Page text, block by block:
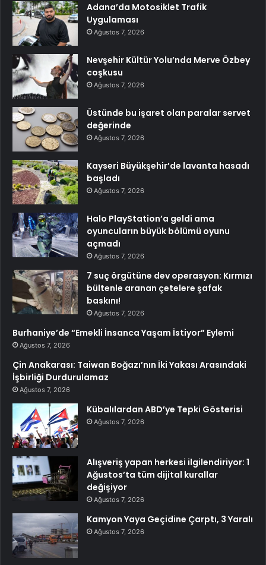
Adana’da Motosiklet Trafik
Uygulaması
Ağustos 7, 2026
Nevşehir Kültür Yolu’nda Merve Özbey
coşkusu
Ağustos 7, 2026
Üstünde bu işaret olan paralar servet
değerinde
Ağustos 7, 2026
Kayseri Büyükşehir’de lavanta hasadı
başladı
Ağustos 7, 2026
Halo PlayStation’a geldi ama
oyuncuların büyük bölümü oyunu
açmadı
Ağustos 7, 2026
7 suç örgütüne dev operasyon: Kırmızı
bültenle aranan çetelere şafak
baskını!
Ağustos 7, 2026
Burhaniye’de “Emekli İnsanca Yaşam İstiyor” Eylemi
Ağustos 7, 2026
Çin Anakarası: Taiwan Boğazı’nın İki Yakası Arasındaki
İşbirliği Durdurulamaz
Ağustos 7, 2026
Kübalılardan ABD’ye Tepki Gösterisi
Ağustos 7, 2026
Alışveriş yapan herkesi ilgilendiriyor: 1
Ağustos’ta tüm dijital kurallar
değişiyor
Ağustos 7, 2026
Kamyon Yaya Geçidine Çarptı, 3 Yaralı
Ağustos 7, 2026